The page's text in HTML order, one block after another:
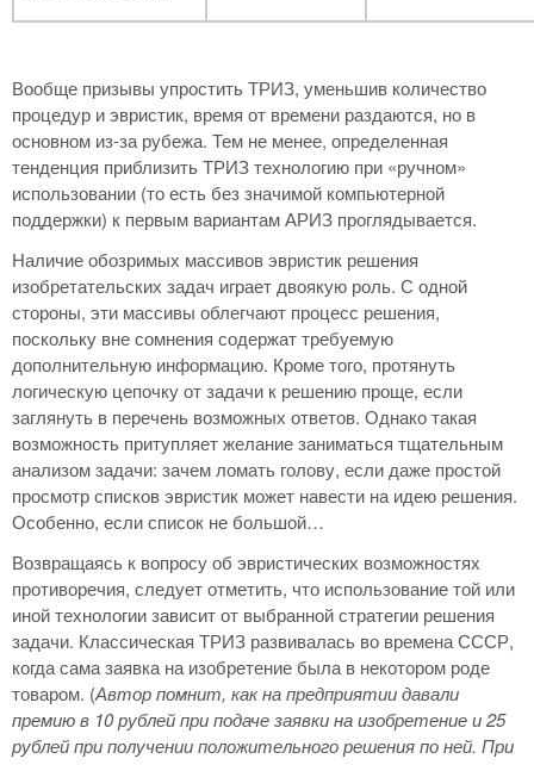
Вообще призывы упростить ТРИЗ, уменьшив количество
процедур и эвристик, время от времени раздаются, но в
основном из-за рубежа. Тем не менее, определенная
тенденция приблизить ТРИЗ технологию при «ручном»
использовании (то есть без значимой компьютерной
поддержки) к первым вариантам АРИЗ проглядывается.
Наличие обозримых массивов эвристик решения
изобретательских задач играет двоякую роль. С одной
стороны, эти массивы облегчают процесс решения,
поскольку вне сомнения содержат требуемую
дополнительную информацию. Кроме того, протянуть
логическую цепочку от задачи к решению проще, если
заглянуть в перечень возможных ответов. Однако такая
возможность притупляет желание заниматься тщательным
анализом задачи: зачем ломать голову, если даже простой
просмотр списков эвристик может навести на идею решения.
Особенно, если список не большой…
Возвращаясь к вопросу об эвристических возможностях
противоречия, следует отметить, что использование той или
иной технологии зависит от выбранной стратегии решения
задачи. Классическая ТРИЗ развивалась во времена СССР,
когда сама заявка на изобретение была в некотором роде
товаром. (Автор помнит, как на предприятии давали
премию в 10 рублей при подаче заявки на изобретение и 25
рублей при получении положительного решения по ней. При